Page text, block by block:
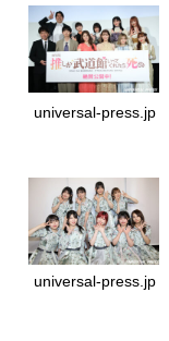
universal-press.jp
universal-press.jp